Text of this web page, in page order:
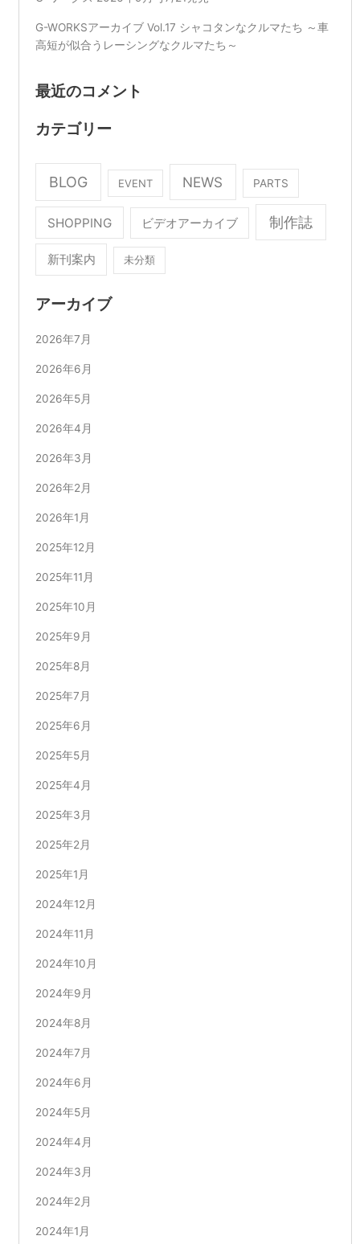
G-WORKSアーカイブ Vol.17 シャコタンなクルマたち ～車
高短が似合うレーシングなクルマたち～
最近のコメント
カテゴリー
BLOG EVENT NEWS PARTS
SHOPPING ビデオアーカイブ 制作誌
新刊案内 未分類
アーカイブ
2026年7月
2026年6月
2026年5月
2026年4月
2026年3月
2026年2月
2026年1月
2025年12月
2025年11月
2025年10月
2025年9月
2025年8月
2025年7月
2025年6月
2025年5月
2025年4月
2025年3月
2025年2月
2025年1月
2024年12月
2024年11月
2024年10月
2024年9月
2024年8月
2024年7月
2024年6月
2024年5月
2024年4月
2024年3月
2024年2月
2024年1月